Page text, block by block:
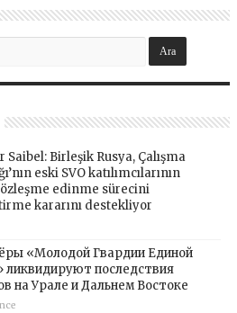
Birleşik Rusya, Çalışma
eski SVO katılımcılarının
edinme sürecini
kararını destekliyor
«Молодой Гвардии Единой
ликвидируют последствия
на Урале и Дальнем Востоке